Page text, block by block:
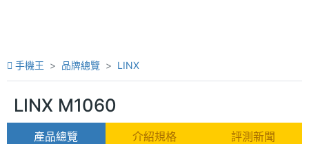
手機王 品牌總覽 LINX
LINX M1060
產品總覽 介紹規格 評測新聞